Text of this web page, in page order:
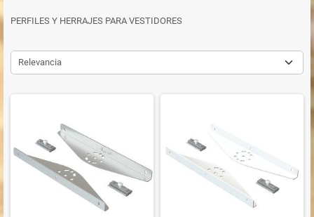
PERFILES Y HERRAJES PARA VESTIDORES
Relevancia